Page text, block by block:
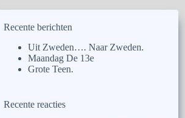
Recente berichten
Uit Zweden…. Naar Zweden.
Maandag De 13e
Grote Teen.
Recente reacties